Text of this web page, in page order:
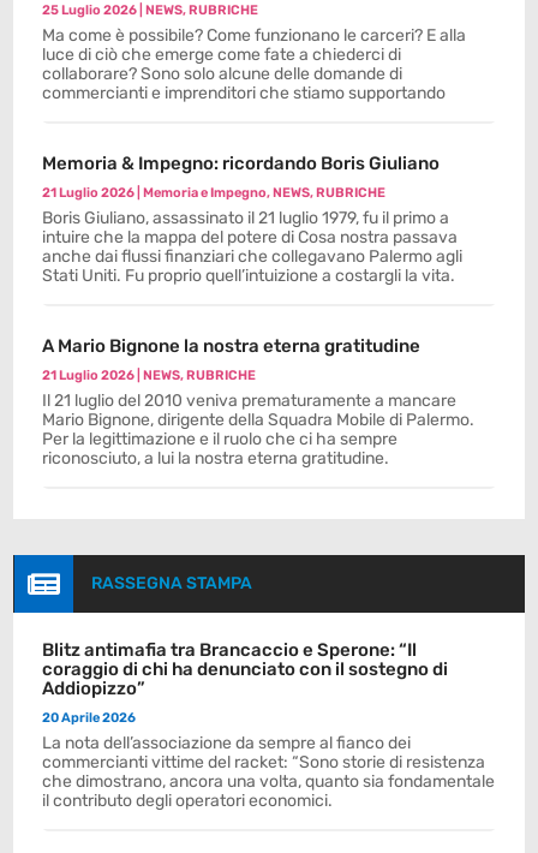
25 Luglio 2026 |NEWS,RUBRICHE
Ma come è possibile? Come funzionano le carceri? E alla
luce di ciò che emerge come fate a chiederci di
collaborare? Sono solo alcune delle domande di
commercianti e imprenditori che stiamo supportando
Memoria & Impegno: ricordando Boris Giuliano
21 Luglio 2026 |Memoria e Impegno,NEWS,RUBRICHE
Boris Giuliano, assassinato il 21 luglio 1979, fu il primo a
intuire che la mappa del potere di Cosa nostra passava
anche dai flussi finanziari che collegavano Palermo agli
Stati Uniti. Fu proprio quell’intuizione a costargli la vita.
A Mario Bignone la nostra eterna gratitudine
21 Luglio 2026 |NEWS,RUBRICHE
Il 21 luglio del 2010 veniva prematuramente a mancare
Mario Bignone, dirigente della Squadra Mobile di Palermo.
Per la legittimazione e il ruolo che ci ha sempre
riconosciuto, a lui la nostra eterna gratitudine.
 RASSEGNA STAMPA
Blitz antimafia tra Brancaccio e Sperone: “Il
coraggio di chi ha denunciato con il sostegno di
Addiopizzo”
20 Aprile 2026
La nota dell’associazione da sempre al fianco dei
commercianti vittime del racket: “Sono storie di resistenza
che dimostrano, ancora una volta, quanto sia fondamentale
il contributo degli operatori economici.